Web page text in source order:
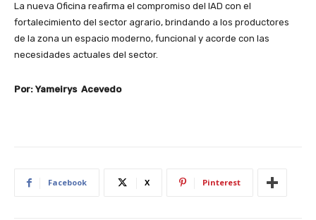
La nueva Oficina reafirma el compromiso del IAD con el
fortalecimiento del sector agrario, brindando a los productores
de la zona un espacio moderno, funcional y acorde con las
necesidades actuales del sector.
Por: Yameirys Acevedo
Facebook X Pinterest